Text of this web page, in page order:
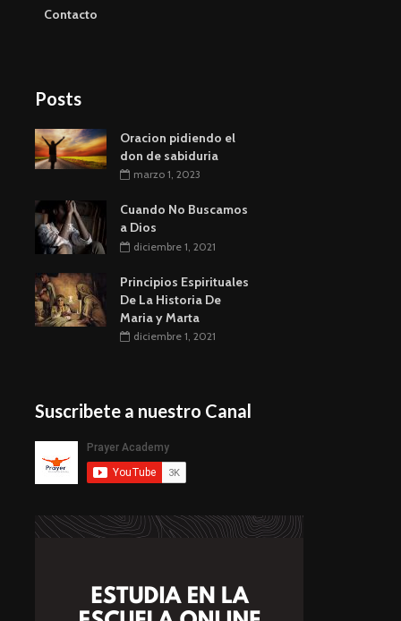
Contacto
Posts
Oracion pidiendo el
don de sabiduria
marzo 1, 2023
Cuando No Buscamos
a Dios
diciembre 1, 2021
Principios Espirituales
De La Historia De
Maria y Marta
diciembre 1, 2021
Suscribete a nuestro Canal